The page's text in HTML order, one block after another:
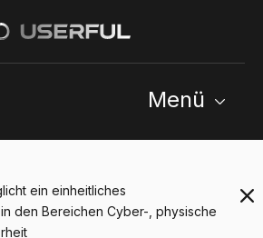
Menü
ein einheitliches
den Bereichen Cyber-, physische